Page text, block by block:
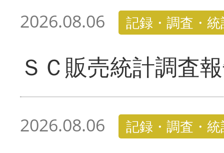
2026.08.06 記録・調査・
ＳＣ販売統計調査
2026.08.06 記録・調査・